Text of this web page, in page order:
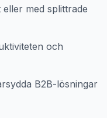
med splittrade
och
B2B-lösningar